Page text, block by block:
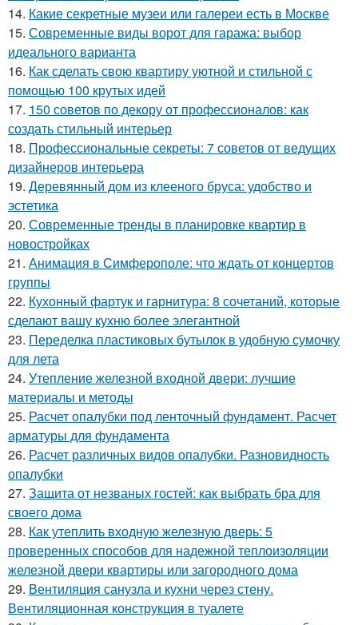
14. Какие секретные музеи или галереи есть в Москве
15. Современные виды ворот для гаража: выбор
идеального варианта
16. Как сделать свою квартиру уютной и стильной с
помощью 100 крутых идей
17. 150 советов по декору от профессионалов: как
создать стильный интерьер
18. Профессиональные секреты: 7 советов от ведущих
дизайнеров интерьера
19. Деревянный дом из клееного бруса: удобство и
эстетика
20. Современные тренды в планировке квартир в
новостройках
21. Анимация в Симферополе: что ждать от концертов
группы
22. Кухонный фартук и гарнитура: 8 сочетаний, которые
сделают вашу кухню более элегантной
23. Переделка пластиковых бутылок в удобную сумочку
для лета
24. Утепление железной входной двери: лучшие
материалы и методы
25. Расчет опалубки под ленточный фундамент. Расчет
арматуры для фундамента
26. Расчет различных видов опалубки. Разновидность
опалубки
27. Защита от незваных гостей: как выбрать бра для
своего дома
28. Как утеплить входную железную дверь: 5
проверенных способов для надежной теплоизоляции
железной двери квартиры или загородного дома
29. Вентиляция санузла и кухни через стену.
Вентиляционная конструкция в туалете